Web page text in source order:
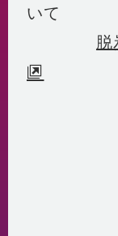
いて